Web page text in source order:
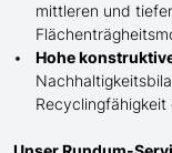
mittleren und
Hohe